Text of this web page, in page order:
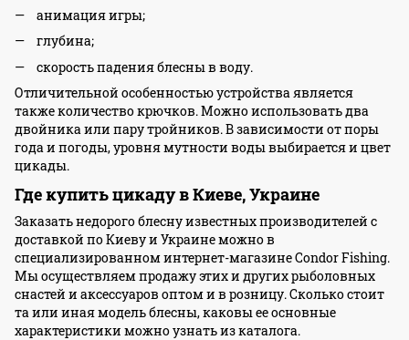
анимация игры;
глубина;
скорость падения блесны в воду.
Отличительной особенностью устройства является
также количество крючков. Можно использовать два
двойника или пару тройников. В зависимости от поры
года и погоды, уровня мутности воды выбирается и цвет
цикады.
Где купить цикаду в Киеве, Украине
Заказать недорого блесну известных производителей с
доставкой по Киеву и Украине можно в
специализированном интернет-магазине Condor Fishing.
Мы осуществляем продажу этих и других рыболовных
снастей и аксессуаров оптом и в розницу. Сколько стоит
та или иная модель блесны, каковы ее основные
характеристики можно узнать из каталога.